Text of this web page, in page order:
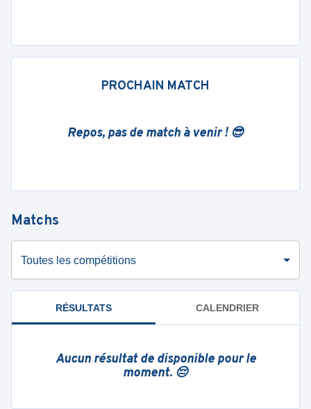
PROCHAIN MATCH
Repos, pas de match à venir ! 😎
Matchs
Toutes les compétitions
RÉSULTATS CALENDRIER
Aucun résultat de disponible pour le
moment. 😔